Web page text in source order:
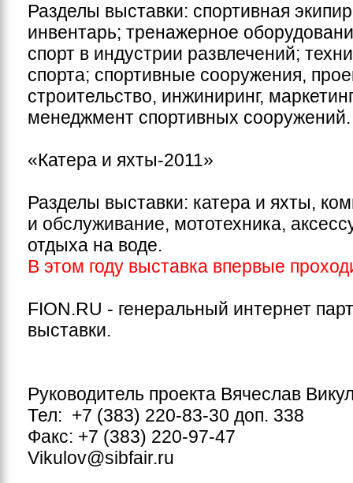
Разделы выставки: спортивная
инвентарь; тренажерное
спорт в индустрии развлечений;
спорта; спортивные сооружения,
строительство, инжиниринг,
менеджмент спортивных
«Катера и яхты-2011»
Разделы выставки: катера и яхты,
и обслуживание, мототехника,
отдыха на воде.
В этом году выставка впервые
FION.RU - генеральный интернет
выставки.
Руководитель проекта Вячеслав
Тел: +7 (383) 220-83-30 доп. 338
Факс: +7 (383) 220-97-47
Vikulov@sibfair.ru